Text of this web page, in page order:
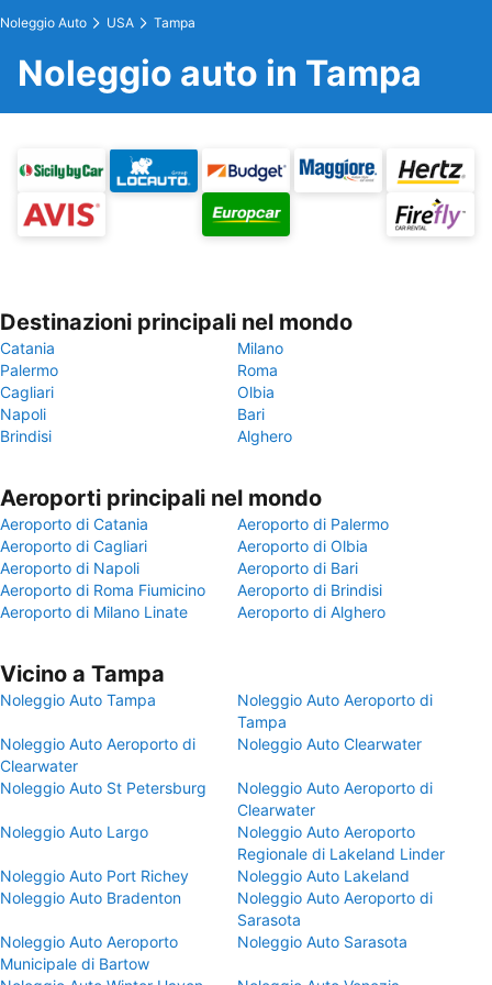
Noleggio Auto USA Tampa
Noleggio auto in Tampa
Destinazioni principali nel mondo
Catania
Milano
Palermo
Roma
Cagliari
Olbia
Napoli
Bari
Brindisi
Alghero
Aeroporti principali nel mondo
Aeroporto di Catania
Aeroporto di Palermo
Aeroporto di Cagliari
Aeroporto di Olbia
Aeroporto di Napoli
Aeroporto di Bari
Aeroporto di Roma Fiumicino
Aeroporto di Brindisi
Aeroporto di Milano Linate
Aeroporto di Alghero
Vicino a Tampa
Noleggio Auto Tampa
Noleggio Auto Aeroporto di
Tampa
Noleggio Auto Aeroporto di
Clearwater
Noleggio Auto Clearwater
Noleggio Auto St Petersburg
Noleggio Auto Aeroporto di
Clearwater
Noleggio Auto Largo
Noleggio Auto Aeroporto
Regionale di Lakeland Linder
Noleggio Auto Port Richey
Noleggio Auto Lakeland
Noleggio Auto Bradenton
Noleggio Auto Aeroporto di
Sarasota
Noleggio Auto Aeroporto
Municipale di Bartow
Noleggio Auto Sarasota